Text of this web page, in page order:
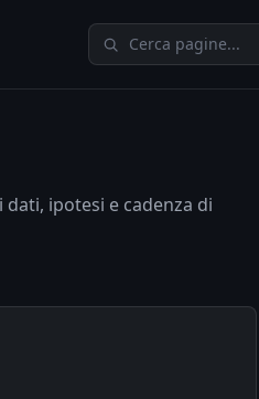
Cerca su TheAIMeters
dati, ipotesi e cadenza di